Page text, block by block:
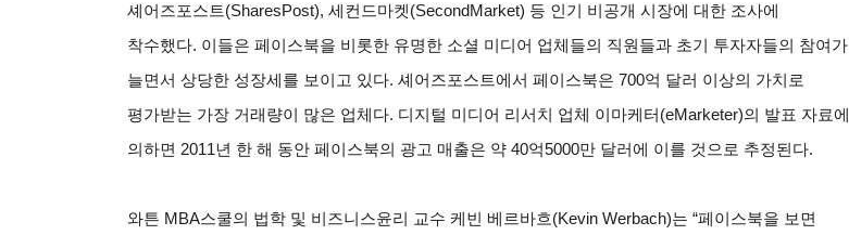
셰어즈포스트(SharesPost), 세컨드마켓(SecondMarket) 등 인기 비공개 시장에 대한 조사에
착수했다. 이들은 페이스북을 비롯한 유명한 소셜 미디어 업체들의 직원들과 초기 투자자들의 참여가
늘면서 상당한 성장세를 보이고 있다. 셰어즈포스트에서 페이스북은 700억 달러 이상의 가치로
평가받는 가장 거래량이 많은 업체다. 디지털 미디어 리서치 업체 이마케터(eMarketer)의 발표 자료에
의하면 2011년 한 해 동안 페이스북의 광고 매출은 약 40억5000만 달러에 이를 것으로 추정된다.
와튼 MBA스쿨의 법학 및 비즈니스윤리 교수 케빈 베르바흐(Kevin Werbach)는 “페이스북을 보면